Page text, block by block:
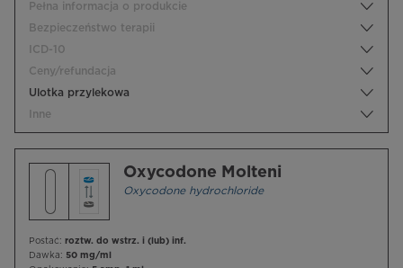
Pełna informacja o produkcie
Bezpieczeństwo terapii
ICD-10
Ceny/refundacja
Ulotka przylekowa
Inne
Oxycodone Molteni
Oxycodone hydrochloride
Postać: roztw. do wstrz. i (lub) inf.
Dawka: 50 mg/ml